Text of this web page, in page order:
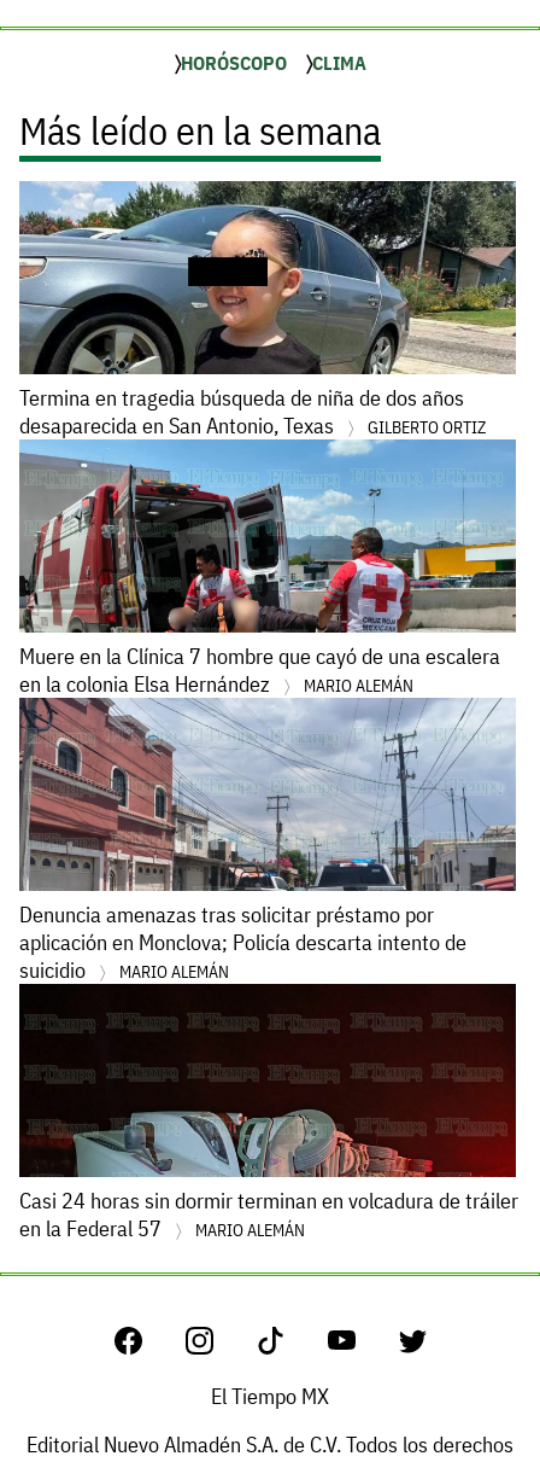
HORÓSCOPO CLIMA
Más leído en la semana
Termina en tragedia búsqueda de niña de dos años
desaparecida en San Antonio, Texas
GILBERTO ORTIZ
Muere en la Clínica 7 hombre que cayó de una escalera
en la colonia Elsa Hernández
MARIO ALEMÁN
Denuncia amenazas tras solicitar préstamo por
aplicación en Monclova; Policía descarta intento de
suicidio
MARIO ALEMÁN
Casi 24 horas sin dormir terminan en volcadura de tráiler
en la Federal 57
MARIO ALEMÁN
El Tiempo MX
Editorial Nuevo Almadén S.A. de C.V. Todos los derechos